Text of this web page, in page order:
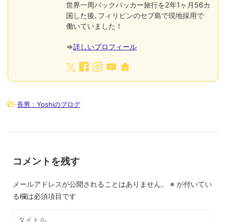
世界一周バックパッカー旅行を2年1ヶ月56カ
国した後､フィリピンのセブ島で現地採用で
働いていました！
⇒詳しいプロフィール
-長男：Yoshiのブログ
コメントを残す
メールアドレスが公開されることはありません。 ※ が付いてい
る欄は必須項目です